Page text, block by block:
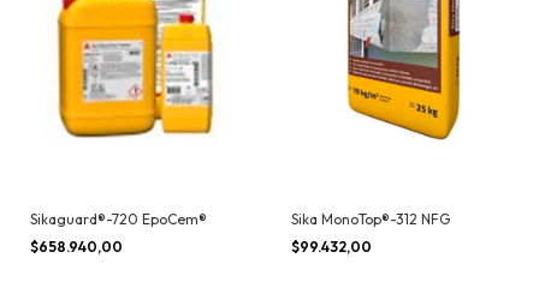
Sikaguard®-720 EpoCem®
$658.940,00
Sika MonoTop®-312 NFG
$99.432,00